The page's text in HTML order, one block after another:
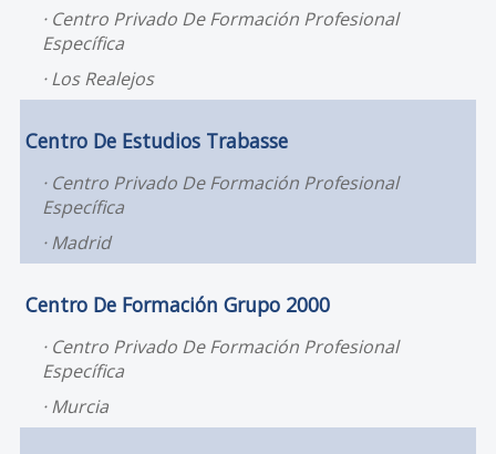
Centro Privado De Formación Profesional
Específica
Los Realejos
Centro De Estudios Trabasse
Centro Privado De Formación Profesional
Específica
Madrid
Centro De Formación Grupo 2000
Centro Privado De Formación Profesional
Específica
Murcia